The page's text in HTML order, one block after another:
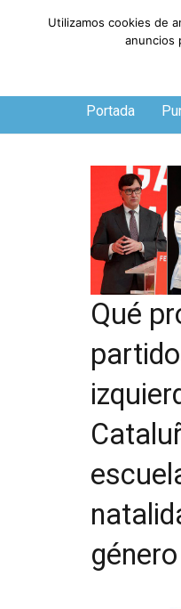
Jueves, 6 de
Portada
Qué
género
Utilizamos cookies de
anuncios